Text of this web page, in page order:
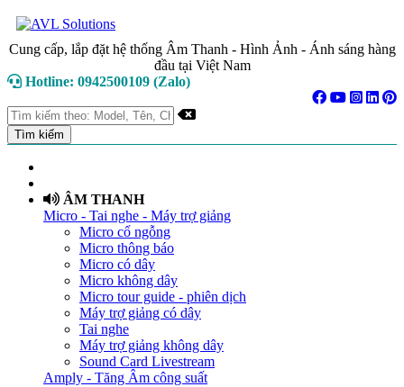
Cung cấp, lắp đặt hệ thống Âm Thanh - Hình Ảnh - Ánh sáng hàng
đầu tại Việt Nam
Hotline: 0942500109 (Zalo)
ÂM THANH
Micro - Tai nghe - Máy trợ giảng
Micro cổ ngỗng
Micro thông báo
Micro có dây
Micro không dây
Micro tour guide - phiên dịch
Máy trợ giảng có dây
Tai nghe
Máy trợ giảng không dây
Sound Card Livestream
Amply - Tăng Âm công suất